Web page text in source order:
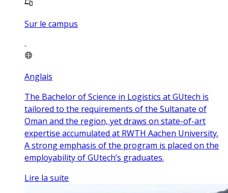
Sur le campus
Anglais
The Bachelor of Science in Logistics at GUtech is
tailored to the requirements of the Sultanate of
Oman and the region, yet draws on state-of-art
expertise accumulated at RWTH Aachen University.
A strong emphasis of the program is placed on the
employability of GUtech’s graduates.
Lire la suite